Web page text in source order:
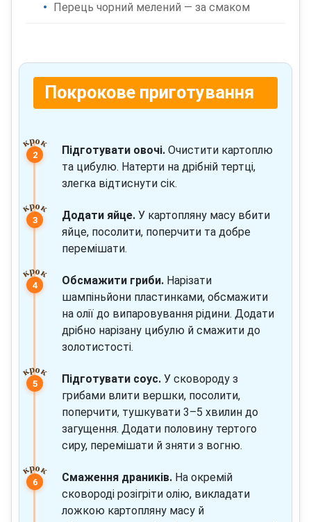
Перець чорний мелений — за смаком
Покрокове приготування
Підготувати овочі. Очистити картоплю
та цибулю. Натерти на дрібній тертці,
злегка відтиснути сік.
Додати яйце. У картопляну масу вбити
яйце, посолити, поперчити та добре
перемішати.
Обсмажити гриби. Нарізати
шампіньйони пластинками, обсмажити
на олії до випаровування рідини. Додати
дрібно нарізану цибулю й смажити до
золотистості.
Підготувати соус. У сковороду з
грибами влити вершки, посолити,
поперчити, тушкувати 3–5 хвилин до
загущення. Додати половину тертого
сиру, перемішати й зняти з вогню.
Смаження драників. На окремій
сковороді розігріти олію, викладати
ложкою картопляну масу й